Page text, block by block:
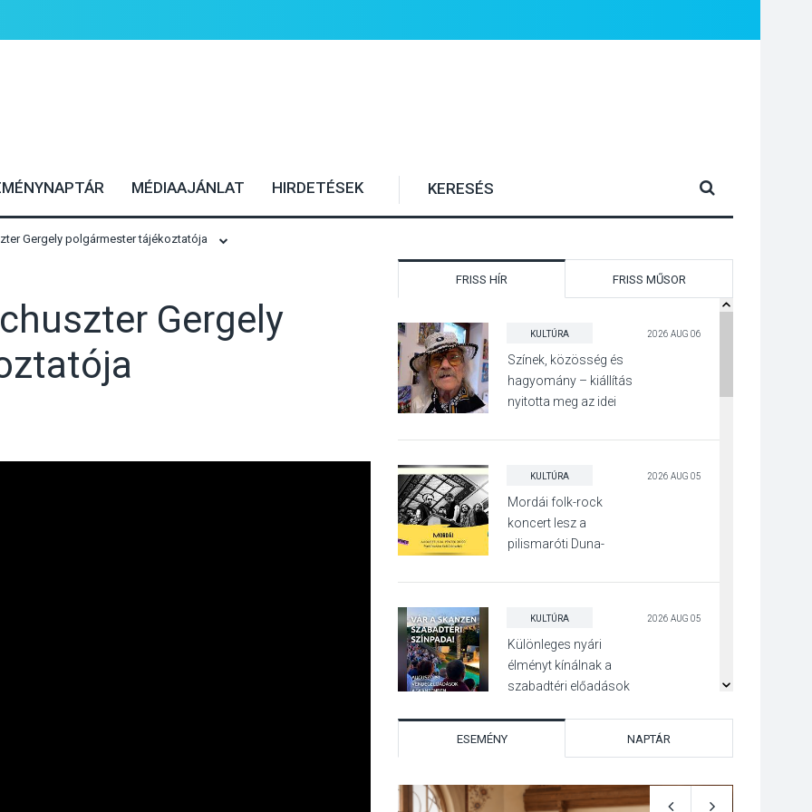
MÉDIAAJÁNLAT HIRDETÉSEK
Gergely polgármester tájékoztatója
Gergely
FRISS HÍR FRISS MŰSOR
KULTÚRA 2026 AUG 06
Színek, közösség és
hagyomány – kiállítás
nyitotta meg az idei
KULTÚRA 2026 AUG 05
Mordái folk-rock
koncert lesz a
pilismaróti Duna-
KULTÚRA 2026 AUG 05
Különleges nyári
élményt kínálnak a
szabadtéri előadások
KÖZÉLET 2026 AUG 05
Szeptembertől
emelkednek a
ESEMÉNY NAPTÁR